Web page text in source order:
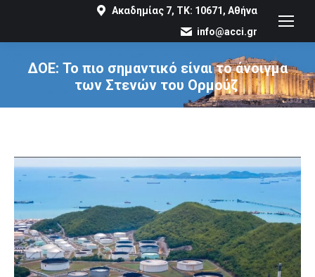
Ακαδημίας 7, ΤΚ: 10671, Αθήνα
info@acci.gr
ΔΟΕ: Το πιο σημαντικό είναι το άνοιγμα
των Στενών του Ορμούζ
You are here: